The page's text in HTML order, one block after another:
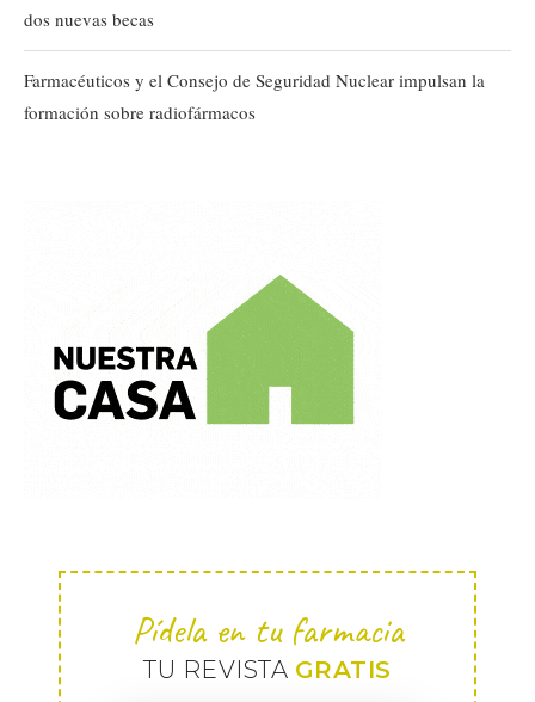
dos nuevas becas
Farmacéuticos y el Consejo de Seguridad Nuclear impulsan la
formación sobre radiofármacos
Pídela en tu farmacia
TU REVISTA GRATIS